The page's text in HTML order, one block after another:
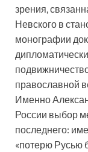
зрения,
Невского в
монографии
православной
Именно
России выбор
последнего:
«потерю Русью